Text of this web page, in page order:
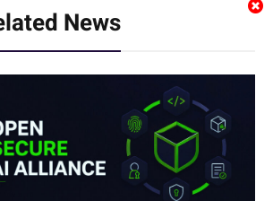
News
solo con leer artículos, noticias
,#criptomonedas, seguridad
y más!! Sólo tienes que registrarte
a navegar
1KjkllJEit
(@Masterhacks_net)August